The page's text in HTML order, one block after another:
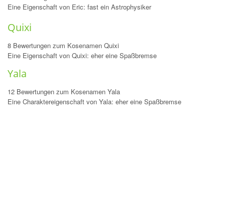
Eine Eigenschaft von Eric: fast ein Astrophysiker
Quixi
8 Bewertungen zum Kosenamen Quixi
Eine Eigenschaft von Quixi: eher eine Spaßbremse
Yala
12 Bewertungen zum Kosenamen Yala
Eine Charaktereigenschaft von Yala: eher eine Spaßbremse